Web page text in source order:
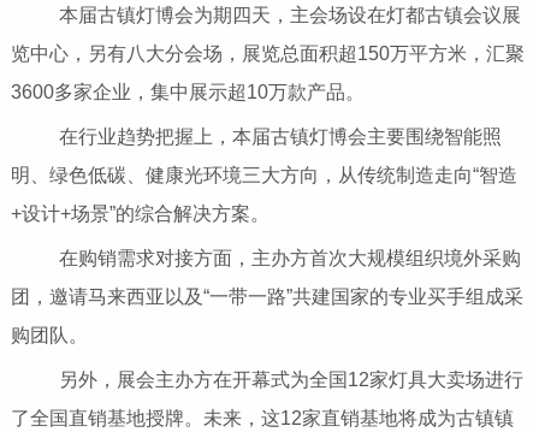
本届古镇灯博会为期四天，主会场设在灯都古镇会议展
览中心，另有八大分会场，展览总面积超150万平方米，汇聚
3600多家企业，集中展示超10万款产品。
在行业趋势把握上，本届古镇灯博会主要围绕智能照
明、绿色低碳、健康光环境三大方向，从传统制造走向“智造
+设计+场景”的综合解决方案。
在购销需求对接方面，主办方首次大规模组织境外采购
团，邀请马来西亚以及“一带一路”共建国家的专业买手组成采
购团队。
另外，展会主办方在开幕式为全国12家灯具大卖场进行
了全国直销基地授牌。未来，这12家直销基地将成为古镇镇